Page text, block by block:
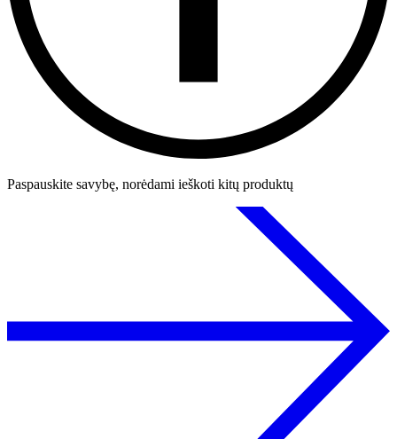
Paspauskite savybę, norėdami ieškoti kitų produktų